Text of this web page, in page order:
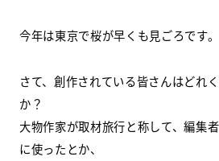
学び方から探す
デジタル講座
入門・実践講座
個別指南講座
今年は東京で桜が早くも見ごろです。
さて、創作されている皆さんはどれ
か？
大物作家が取材旅行と称して、編集
に使ったとか、